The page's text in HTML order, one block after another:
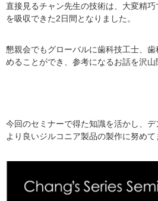
直接見るチャン先生の技術は、大変精
を吸収できた2日間となりました。
懇親会でもグローバルに歯科技工士、
めることができ、参考になるお話を沢山
今回のセミナーで得た知識を活かし、
より良いジルコニア製品の製作に努めて